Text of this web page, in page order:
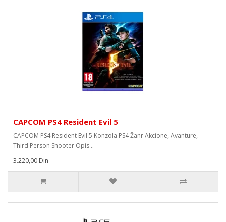
CAPCOM PS4 Resident Evil 5
CAPCOM PS4 Resident Evil 5 Konzola PS4 Žanr Akcione, Avanture,
Third Person Shooter Opis ..
3.220,00 Din